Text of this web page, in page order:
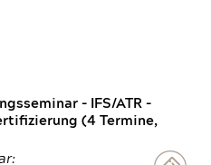
- IFS/ATR -
(4 Termine,